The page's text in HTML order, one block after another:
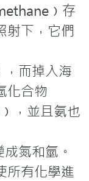
存
射下，它們
而掉入海
化合物
，並且氨也
氮和氫。
所有化學進